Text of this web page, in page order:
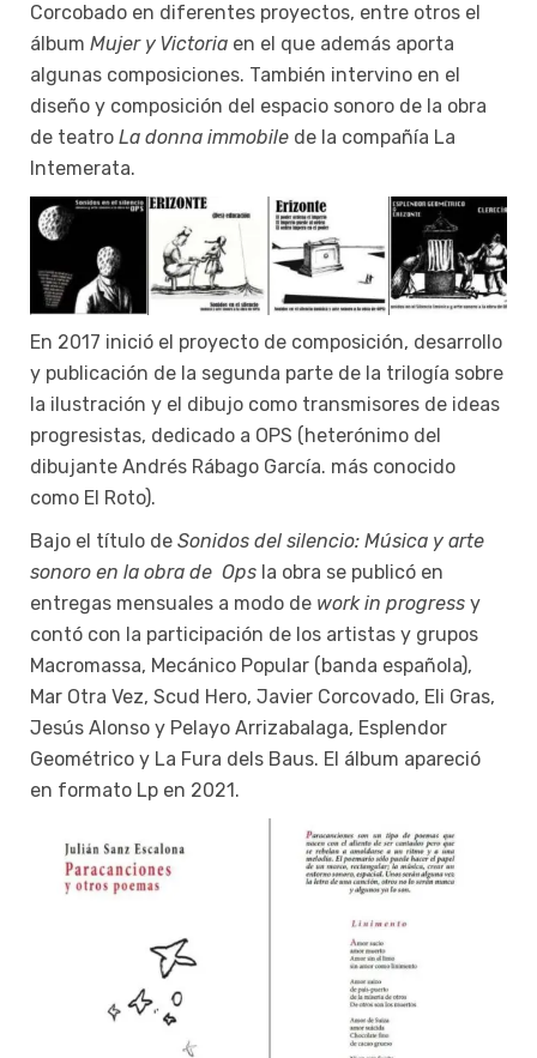
Corcobado en diferentes proyectos, entre otros el
álbum Mujer y Victoria en el que además aporta
algunas composiciones. También intervino en el
diseño y composición del espacio sonoro de la obra
de teatro La donna immobile de la compañía La
Intemerata.
En 2017 inició el proyecto de composición, desarrollo
y publicación de la segunda parte de la trilogía sobre
la ilustración y el dibujo como transmisores de ideas
progresistas, dedicado a OPS (heterónimo del
dibujante Andrés Rábago García. más conocido
como El Roto).
Bajo el título de Sonidos del silencio: Música y arte
sonoro en la obra de Ops la obra se publicó en
entregas mensuales a modo de work in progress y
contó con la participación de los artistas y grupos
Macromassa, Mecánico Popular (banda española),
Mar Otra Vez, Scud Hero, Javier Corcovado, Eli Gras,
Jesús Alonso y Pelayo Arrizabalaga, Esplendor
Geométrico y La Fura dels Baus. El álbum apareció
en formato Lp en 2021.